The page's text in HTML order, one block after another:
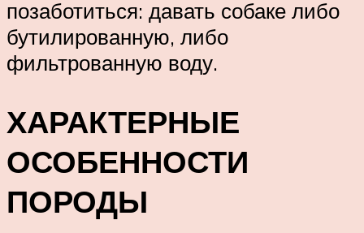
позаботиться: давать собаке либо
бутилированную, либо
фильтрованную воду.
ХАРАКТЕРНЫЕ
ОСОБЕННОСТИ
ПОРОДЫ